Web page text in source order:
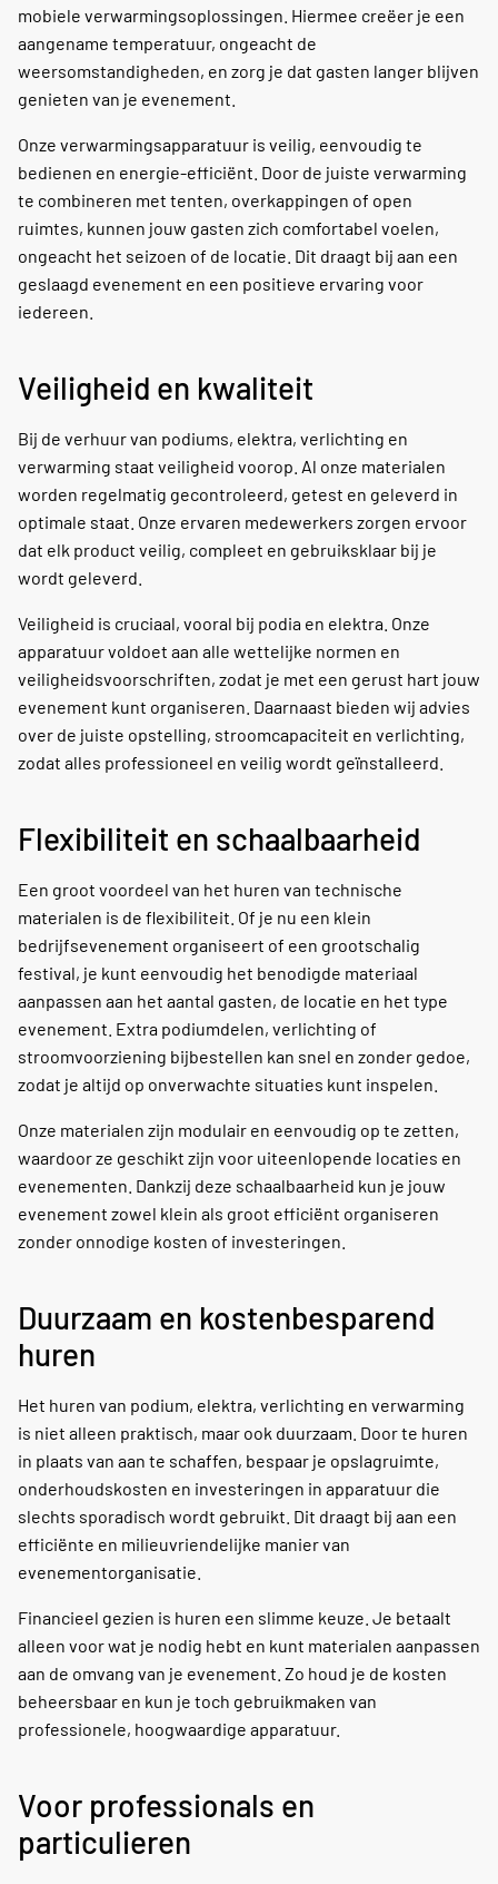
mobiele verwarmingsoplossingen. Hiermee creëer je een
aangename temperatuur, ongeacht de
weersomstandigheden, en zorg je dat gasten langer blijven
genieten van je evenement.
Onze verwarmingsapparatuur is veilig, eenvoudig te
bedienen en energie-efficiënt. Door de juiste verwarming
te combineren met tenten, overkappingen of open
ruimtes, kunnen jouw gasten zich comfortabel voelen,
ongeacht het seizoen of de locatie. Dit draagt bij aan een
geslaagd evenement en een positieve ervaring voor
iedereen.
Veiligheid en kwaliteit
Bij de verhuur van podiums, elektra, verlichting en
verwarming staat veiligheid voorop. Al onze materialen
worden regelmatig gecontroleerd, getest en geleverd in
optimale staat. Onze ervaren medewerkers zorgen ervoor
dat elk product veilig, compleet en gebruiksklaar bij je
wordt geleverd.
Veiligheid is cruciaal, vooral bij podia en elektra. Onze
apparatuur voldoet aan alle wettelijke normen en
veiligheidsvoorschriften, zodat je met een gerust hart jouw
evenement kunt organiseren. Daarnaast bieden wij advies
over de juiste opstelling, stroomcapaciteit en verlichting,
zodat alles professioneel en veilig wordt geïnstalleerd.
Flexibiliteit en schaalbaarheid
Een groot voordeel van het huren van technische
materialen is de flexibiliteit. Of je nu een klein
bedrijfsevenement organiseert of een grootschalig
festival, je kunt eenvoudig het benodigde materiaal
aanpassen aan het aantal gasten, de locatie en het type
evenement. Extra podiumdelen, verlichting of
stroomvoorziening bijbestellen kan snel en zonder gedoe,
zodat je altijd op onverwachte situaties kunt inspelen.
Onze materialen zijn modulair en eenvoudig op te zetten,
waardoor ze geschikt zijn voor uiteenlopende locaties en
evenementen. Dankzij deze schaalbaarheid kun je jouw
evenement zowel klein als groot efficiënt organiseren
zonder onnodige kosten of investeringen.
Duurzaam en kostenbesparend
huren
Het huren van podium, elektra, verlichting en verwarming
is niet alleen praktisch, maar ook duurzaam. Door te huren
in plaats van aan te schaffen, bespaar je opslagruimte,
onderhoudskosten en investeringen in apparatuur die
slechts sporadisch wordt gebruikt. Dit draagt bij aan een
efficiënte en milieuvriendelijke manier van
evenementorganisatie.
Financieel gezien is huren een slimme keuze. Je betaalt
alleen voor wat je nodig hebt en kunt materialen aanpassen
aan de omvang van je evenement. Zo houd je de kosten
beheersbaar en kun je toch gebruikmaken van
professionele, hoogwaardige apparatuur.
Voor professionals en
particulieren